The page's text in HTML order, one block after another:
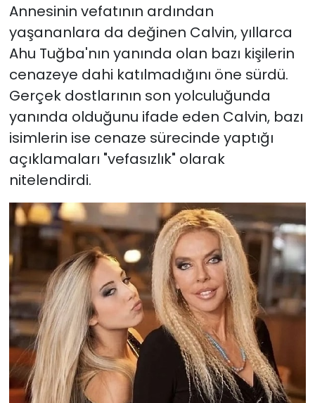
Annesinin vefatının ardından
yaşananlara da değinen Calvin, yıllarca
Ahu Tuğba'nın yanında olan bazı kişilerin
cenazeye dahi katılmadığını öne sürdü.
Gerçek dostlarının son yolculuğunda
yanında olduğunu ifade eden Calvin, bazı
isimlerin ise cenaze sürecinde yaptığı
açıklamaları "vefasızlık" olarak
nitelendirdi.